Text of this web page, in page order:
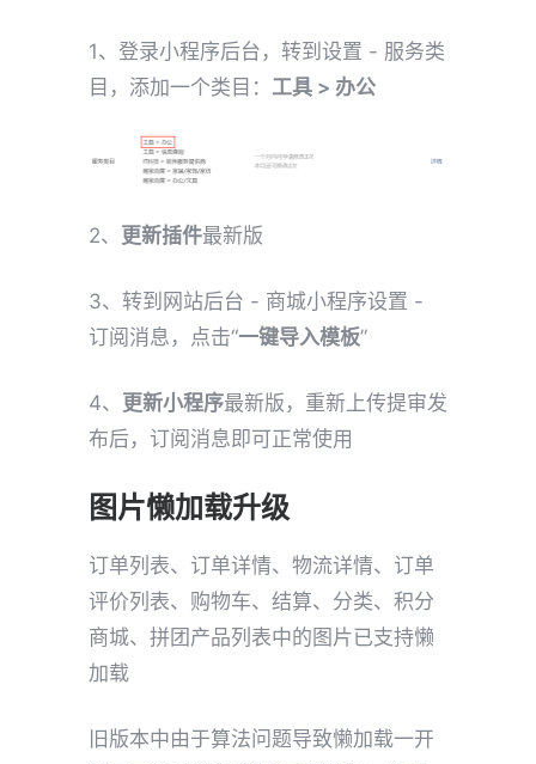
1、登录小程序后台，转到设置 - 服务类
目，添加一个类目： 工具 > 办公
2、 更新插件最新版
3、转到网站后台 - 商城小程序设置 -
订阅消息，点击“一键导入模板”
4、 更新小程序最新版，重新上传提审发
布后，订阅消息即可正常使用
图片懒加载升级
订单列表、订单详情、物流详情、订单
评价列表、购物车、结算、分类、积分
商城、拼团产品列表中的图片已支持懒
加载
旧版本中由于算法问题导致懒加载一开